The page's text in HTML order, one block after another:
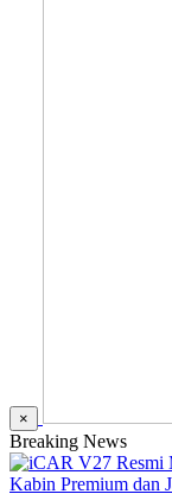
×
Breaking News